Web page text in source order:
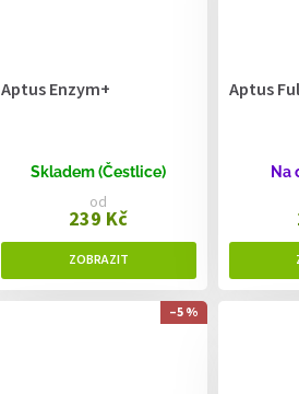
Aptus Enzym+
Skladem (Čestlice)
od
239 Kč
Aptus
Na
–5 %